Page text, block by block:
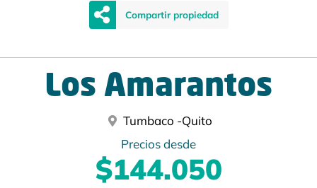
Compartir propiedad
Los Amarantos
Tumbaco -Quito
Precios desde
$144.050